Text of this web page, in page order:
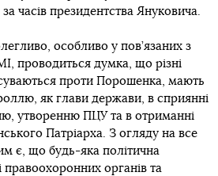
часів президентства Януковича.
особливо у пов’язаних з
проводиться думка, що різні
проти Порошенка, мають
як глави держави, в сприянні
утворенню ПЦУ та в отриманні
Патріарха. З огляду на все
є, що будь-яка політична
правоохоронних органів та